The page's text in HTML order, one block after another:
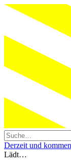
Derzeit und
Lädt…